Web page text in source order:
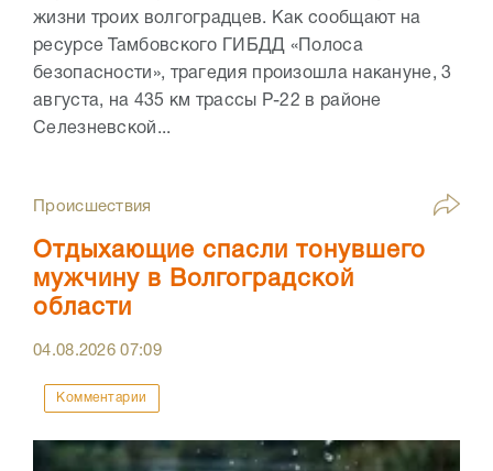
жизни троих волгоградцев. Как сообщают на
ресурсе Тамбовского ГИБДД «Полоса
безопасности», трагедия произошла накануне, 3
августа, на 435 км трассы Р-22 в районе
Селезневской...
Происшествия
Отдыхающие спасли тонувшего
мужчину в Волгоградской
области
04.08.202607:09
Комментарии